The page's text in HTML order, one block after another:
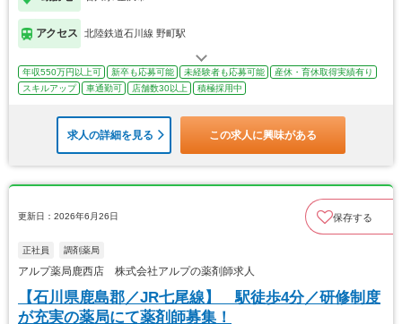
アクセス 北陸鉄道石川線 野町駅
年収550万円以上可 新卒も応募可能 未経験者も応募可能
産休・育休取得実績有り
スキルアップ
車通勤可 店舗数30以上 積極採用中
求人の詳細を見る この求人に興味がある
更新日：2026年6月26日 保存する
正社員 調剤薬局
アルプ薬局鹿西店 株式会社アルプの薬剤師求人
【石川県鹿島郡／JR七尾線】 駅徒歩4分／研修制度
が充実の薬局にて薬剤師募集！